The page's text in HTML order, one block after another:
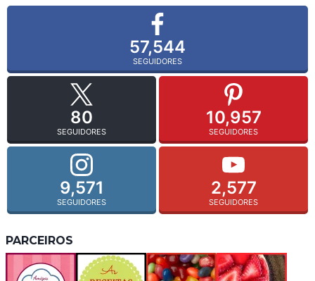
57,544
SEGUIDORES
80
SEGUIDORES
10,957
SEGUIDORES
9,571
SEGUIDORES
2,577
SEGUIDORES
PARCEIROS